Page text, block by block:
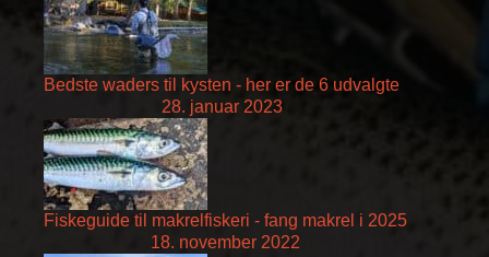
Bedste waders til kysten - her er de 6 udvalgte
28. januar 2023
Fiskeguide til makrelfiskeri - fang makrel i 2025
18. november 2022